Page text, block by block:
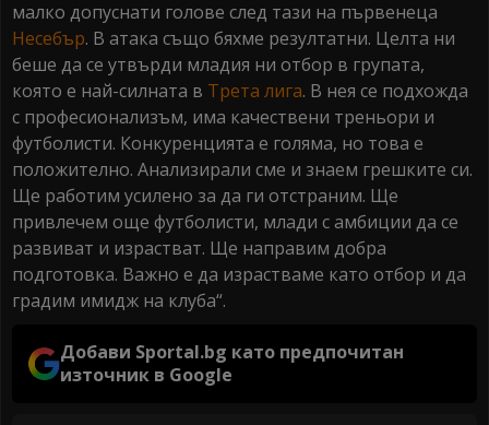
малко допуснати голове след тази на първенеца
Несебър. В атака също бяхме резултатни. Целта ни
беше да се утвърди младия ни отбор в групата,
която е най-силната в Трета лига. В нея се подхожда
с професионализъм, има качествени треньори и
футболисти. Конкуренцията е голяма, но това е
положително. Анализирали сме и знаем грешките си.
Ще работим усилено за да ги отстраним. Ще
привлечем още футболисти, млади с амбиции да се
развиват и израстват. Ще направим добра
подготовка. Важно е да израстваме като отбор и да
градим имидж на клуба“.
Добави Sportal.bg като предпочитан
източник в Google